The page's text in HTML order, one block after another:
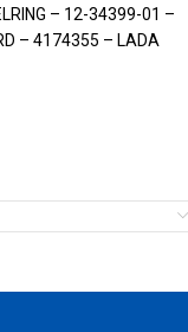
– 12-34399-01 –
– 4174355 – LADA